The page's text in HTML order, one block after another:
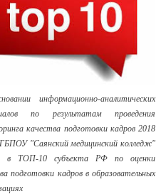
информационно-аналитических
по результатам проведения
качества подготовки кадров 2018
"Саянский медицинский колледж"
в ТОП-10 субъекта РФ по оценки
подготовки кадров в образовательных